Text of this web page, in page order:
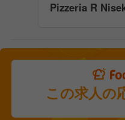
Pizzeria R
この求人の